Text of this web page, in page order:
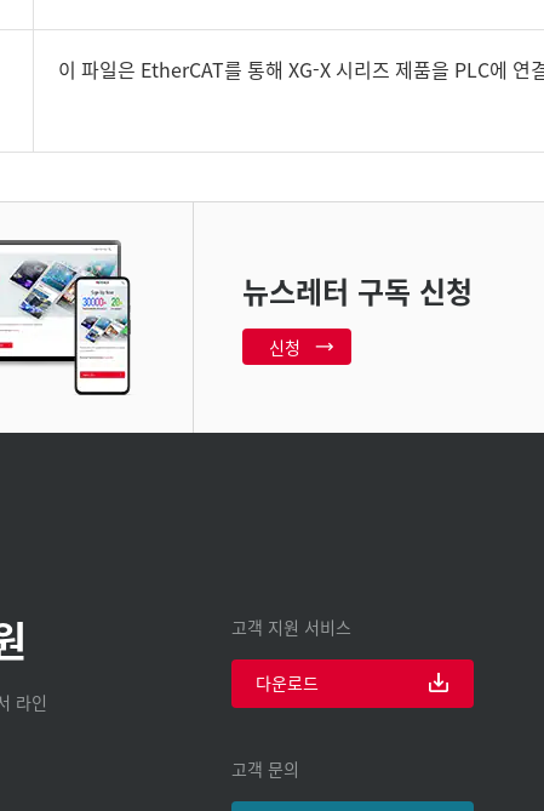
이 파일은 EtherCAT를 통해 XG-X 시리즈 제품을 PLC에 연
뉴스레터 구독 신청
신청
라인
고객 지원 서비스
다운로드
고객 문의